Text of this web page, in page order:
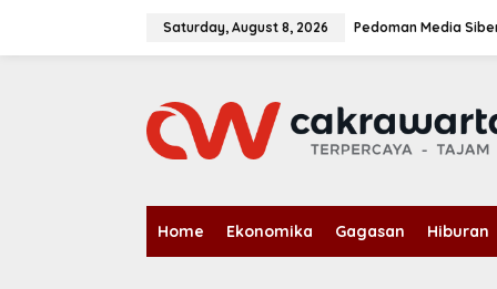
Saturday, August 8, 2026 Pedoman Media
Home Ekonomika Gagasan Hiburan